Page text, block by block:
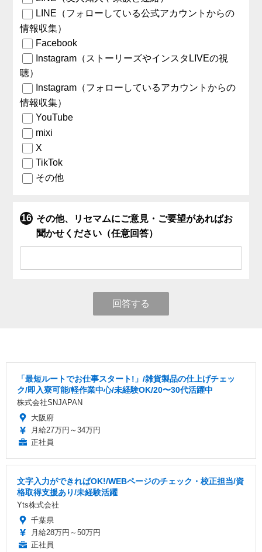
LINE（フォローしている公式アカウントからの
情報収集）
Facebook
Instagram（ストーリーズやインスタLIVEの視
聴）
Instagram（フォローしているアカウントからの
情報収集）
YouTube
mixi
X
TikTok
その他
その他、リセマムにご意見・ご要望があればお
聞かせください（任意回答）
回答する
「最短ルートでお仕事スタート!」/雑貨製品の仕上げチェッ
ク/即入寮可能/軽作業中心/未経験OK/20〜30代活躍中
株式会社SNJAPAN
大阪府
月給27万円～34万円
正社員
文字入力ができればOK!/WEBページのチェック・校正担当/資
格取得支援あり/未経験活躍
Yts株式会社
千葉県
月給28万円～50万円
正社員